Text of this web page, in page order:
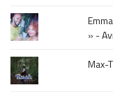
» -
Max-